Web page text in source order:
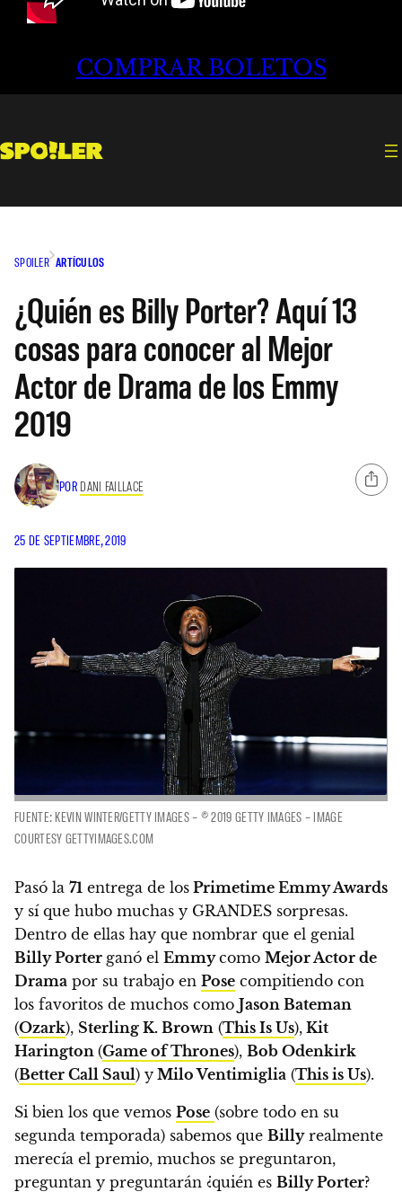
COMPRAR BOLETOS
SPOILER ARTÍCULOS
¿Quién es Billy Porter? Aquí 13
cosas para conocer al Mejor
Actor de Drama de los Emmy
2019
POR DANI FAILLACE
25 DE SEPTIEMBRE, 2019
FUENTE: KEVIN WINTER/GETTY IMAGES – © 2019 GETTY IMAGES – IMAGE
COURTESY GETTYIMAGES.COM
Pasó la 71 entrega de los Primetime Emmy Awards
y sí que hubo muchas y GRANDES sorpresas.
Dentro de ellas hay que nombrar que el genial
Billy Porter ganó el Emmycomo Mejor Actor de
Drama por su trabajo en Pose compitiendo con
los favoritos de muchos como Jason Bateman
(Ozark), Sterling K. Brown (This Is Us), Kit
Harington (Game of Thrones), Bob Odenkirk
(Better Call Saul) y Milo Ventimiglia (This is Us).
Si bien los que vemos Pose (sobre todo en su
segunda temporada) sabemos que Billyrealmente
merecía el premio, muchos se preguntaron,
preguntan y preguntarán ¿quién es Billy Porter?